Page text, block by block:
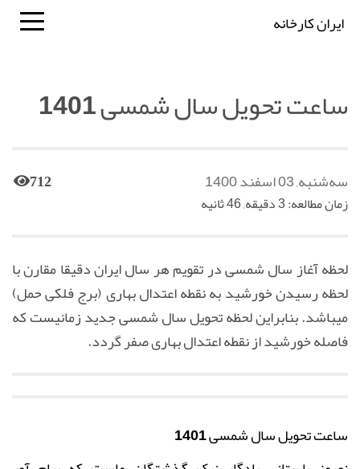
ایران کارخانه
ساعت تحویل سال شمسی 1401
سه‌شنبه, 03 اسفند 1400 712
زمان مطالعه: 3 دقیقه, 46 ثانیه
لحظه آغاز سال شمسی در تقویم هر سال ایران دقیقا مقارن با
لحظه رسیدن خورشید به نقطه اعتدال بهاری (برج فلکی حمل)
میباشد. بنابراین لحظه تحویل سال شمسی جدید زمانیست که
فاصله خورشید از نقطه اعتدال بهاری صفر گردد.
ساعت تحویل سال شمسی 1401